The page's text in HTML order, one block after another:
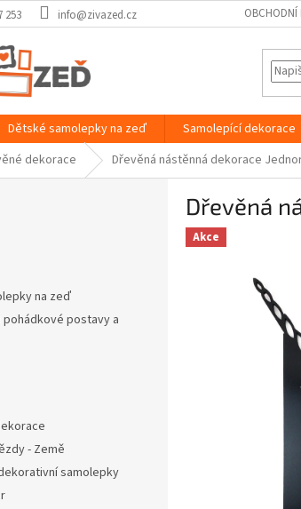
253 info@zivazed.cz
Dětské samolepky na zeď Samolepící dekorace
dekorace Dřevěná nástěnná dekorace
na zeď
pohádkové postavy a
- Země
samolepky
Dřevěná
Akce